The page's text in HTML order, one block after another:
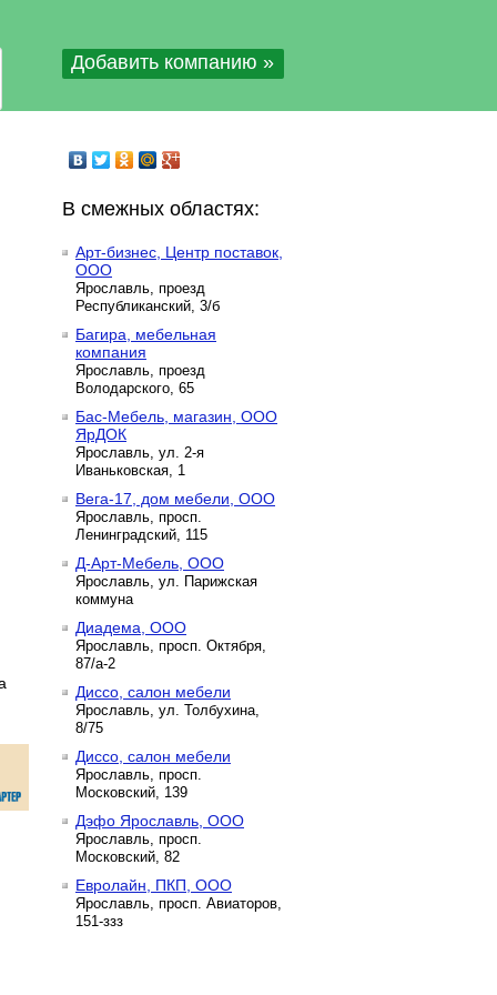
Добавить компанию »
В смежных областях:
Арт-бизнес, Центр поставок,
ООО
Ярославль, проезд
Республиканский, 3/б
Багира, мебельная
компания
Ярославль, проезд
Володарского, 65
Бас-Мебель, магазин, ООО
ЯрДОК
Ярославль, ул. 2-я
Иваньковская, 1
Вега-17, дом мебели, ООО
Ярославль, просп.
Ленинградский, 115
Д-Арт-Мебель, ООО
Ярославль, ул. Парижская
коммуна
Диадема, ООО
Ярославль, просп. Октября,
87/а-2
Диссо, салон мебели
Ярославль, ул. Толбухина,
8/75
Диссо, салон мебели
Ярославль, просп.
Московский, 139
Дэфо Ярославль, ООО
Ярославль, просп.
Московский, 82
Евролайн, ПКП, ООО
Ярославль, просп. Авиаторов,
151-ззз